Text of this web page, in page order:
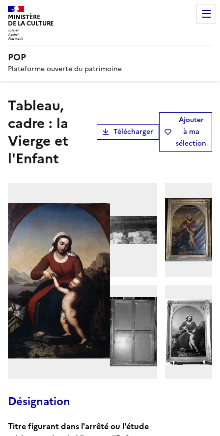
MINISTÈRE
DE LA CULTURE
POP
Plateforme ouverte du patrimoine
tableau,
cadre : la
Vierge et
l'Enfant
Télécharger
Ajouter
à ma
sélection
Désignation
Titre figurant dans l'arrêté ou l'étude